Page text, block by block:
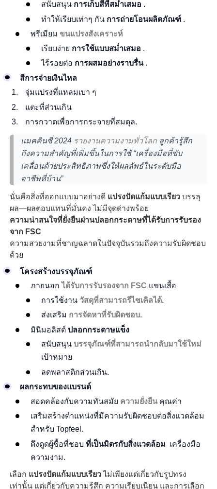
สนับสนุน การเก็บสีที่สม่ำเสมอ .
ทำให้เรียบเท่าๆ กัน การถ่ายโอนผลิตภัณฑ์ .
พรีเมียม ขนแปรงสังเคราะห์
เรียบง่าย การใช้แบบสม่ำเสมอ .
ไร้รอยต่อ การผสมอย่างราบรื่น .
สีการจ่ายเงินไหล
จุ่มแปรงที่แหลมเบา ๆ
แตะที่ส่วนเกิน
การกวาดเพื่อการกระจายที่สมดุล.
แมคคินซี่ 2024 รายงานความงามทั่วโลก ลูกค้ารู้สึก
ถึงความสำคัญที่เพิ่มขึ้นในการใช้ “เครื่องมือที่ขับ
เคลื่อนด้วยประสิทธิภาพซึ่งให้ผลลัพธ์ในระดับมือ
อาชีพที่บ้าน”
นั่นคือสิ่งที่ออกแบบมาอย่างดี แปรงปัดแก้มแบบเรียว บรรลุ
ผล—ผลตอบแทนที่มั่นคง ไม่มีจุดด่างพร้อย
ความน่าสนใจที่ยั่งยืนผ่านปลอกกระดาษที่ได้รับการรับรอง
จาก FSC
ความสวยงามที่ชาญฉลาดในปัจจุบันรวมถึงความรับผิดชอบ
ด้วย
โครงสร้างบรรจุภัณฑ์
ภายนอกได้รับการรับรองจาก FSC แขนเสื้อ
การใช้งาน วัสดุที่สามารถรีไซเคิลได้.
ส่งเสริม การจัดหาที่รับผิดชอบ.
มินิมอลิสต์ ปลอกกระดาษแข็ง
สนับสนุน บรรจุภัณฑ์ที่สามารถนำกลับมาใช้ใหม่
เป้าหมาย
ลดพลาสติกส่วนเกิน.
ผลกระทบของแบรนด์
สอดคล้องกับความทันสมัย ความยั่งยืน คุณค่า
เสริมสร้างตำแหน่งที่มีความรับผิดชอบต่อสิ่งแวดล้อม
สำหรับ Topfeel.
ดึงดูดผู้ซื้อที่ชอบ ที่เป็นมิตรกับสิ่งแวดล้อม เครื่องมือ
ความงาม.
เลือก แปรงปัดแก้มแบบเรียวไม่เพียงแต่เกี่ยวกับรูปทรง
เท่านั้น แต่เกี่ยวกับความรู้สึก ความเรียบเนียน และการเลือก